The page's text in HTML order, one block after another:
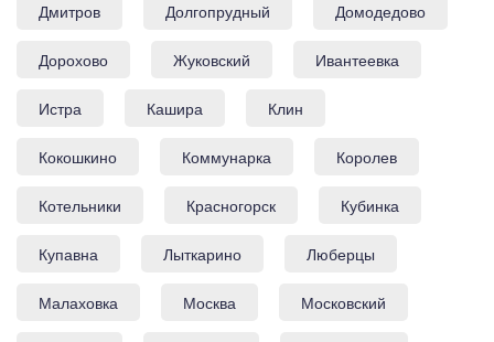
Дмитров Долгопрудный Домодедово
Дорохово Жуковский Ивантеевка
Истра Кашира Клин
Кокошкино Коммунарка Королев
Котельники Красногорск Кубинка
Купавна Лыткарино Люберцы
Малаховка Москва Московский